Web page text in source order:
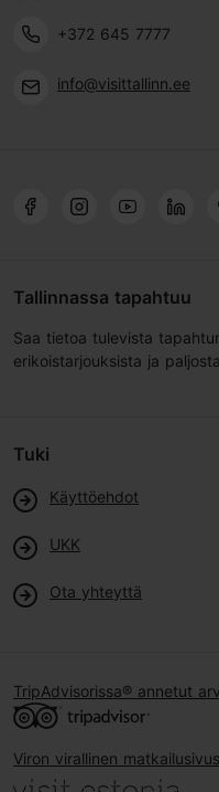
+372 645 7777
info@visittallinn.ee
Tallinnassa tapahtuu
Saa tietoa tulevista
erikoistarjouksista ja
Tuki
Käyttöehdot
UKK
Ota yhteyttä
TripAdvisorissa® annetut
Viron virallinen